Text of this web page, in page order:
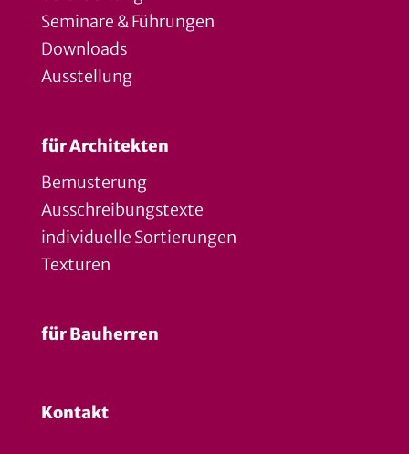
Seminare & Führungen
Downloads
Ausstellung
für Architekten
Bemusterung
Ausschreibungstexte
individuelle Sortierungen
Texturen
für Bauherren
Kontakt